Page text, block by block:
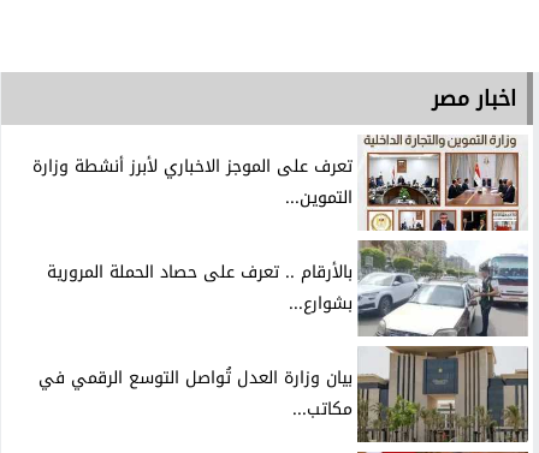
اخبار مصر
تعرف على الموجز الاخباري لأبرز أنشطة وزارة
التموين...
بالأرقام .. تعرف على حصاد الحملة المرورية
بشوارع...
بيان وزارة العدل تُواصل التوسع الرقمي في
مكاتب...